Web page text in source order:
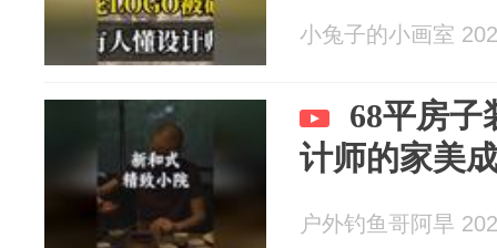
小兔子的小画室
68平房子
计师的家美
户外钓鱼哥阿旱